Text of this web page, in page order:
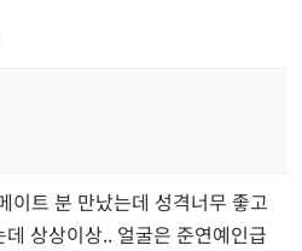
이트 분 만났는데 성격너무 좋고
상상이상.. 얼굴은 준연예인급